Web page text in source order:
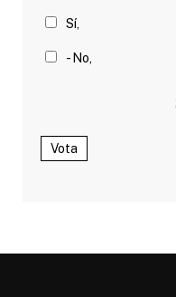
Sí,
- No,
Vota